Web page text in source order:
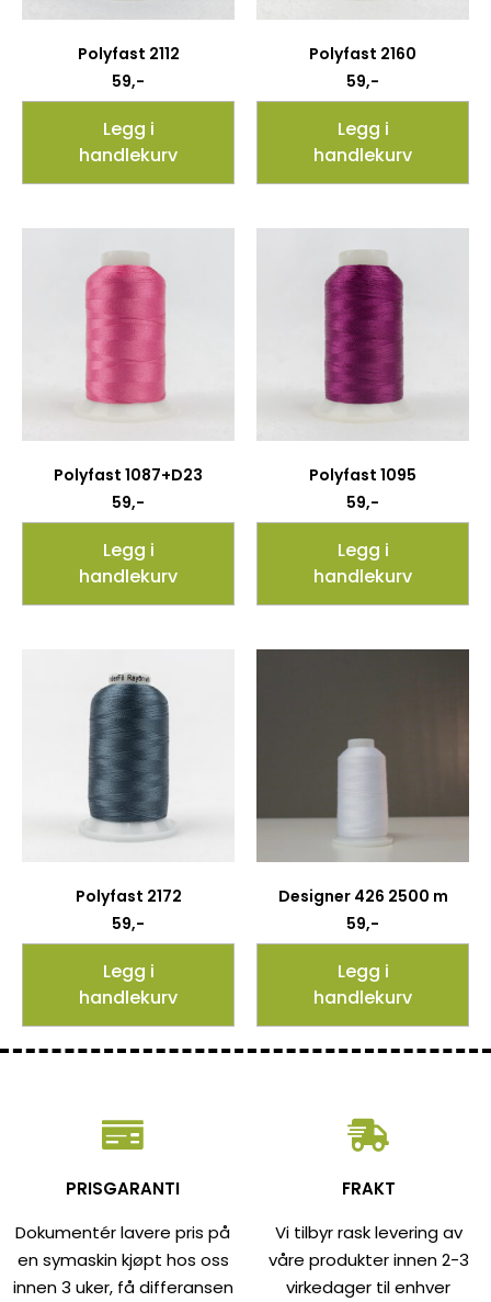
Polyfast 2112
59,-
Legg i
handlekurv
Polyfast 2160
59,-
Legg i
handlekurv
Polyfast 1087+D23
59,-
Legg i
handlekurv
Polyfast 1095
59,-
Legg i
handlekurv
Polyfast 2172
59,-
Legg i
handlekurv
Designer 426 2500 m
59,-
Legg i
handlekurv
PRISGARANTI
Dokumentér lavere pris på
en symaskin kjøpt hos oss
innen 3 uker, få differansen
FRAKT
Vi tilbyr rask levering av
våre produkter innen 2-3
virkedager til enhver